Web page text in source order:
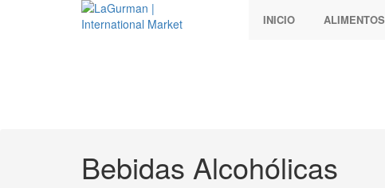
INICIO ALIMENTOS
Bebidas Alcohólicas